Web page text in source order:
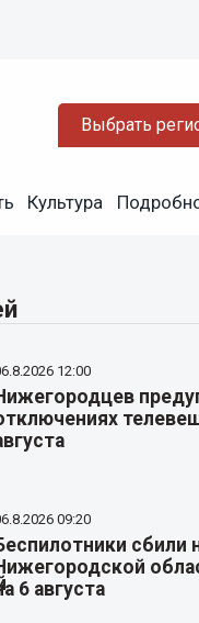
Выбрать
Культура
12:00
09:20
сбили
6 августа